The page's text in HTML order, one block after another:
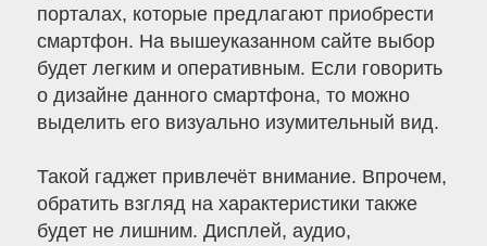
порталах, которые предлагают приобрести
смартфон. На вышеуказанном сайте выбор
будет легким и оперативным. Если говорить
о дизайне данного смартфона, то можно
выделить его визуально изумительный вид.
Такой гаджет привлечёт внимание. Впрочем,
обратить взгляд на характеристики также
будет не лишним. Дисплей, аудио,